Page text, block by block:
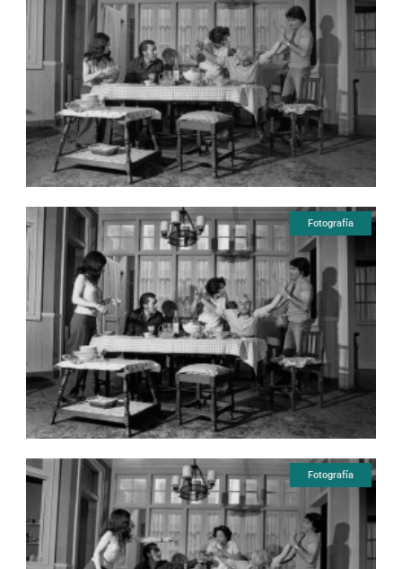
Fotografía
Fotografía